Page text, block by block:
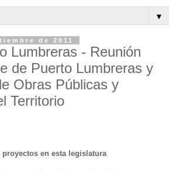
▼
de 2011
Lumbreras - Reunión
de Puerto Lumbreras y
Obras Públicas y
Territorio
proyectos en esta legislatura